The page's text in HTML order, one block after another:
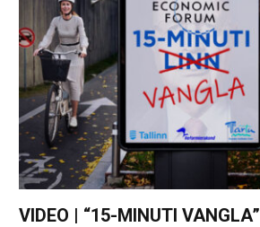
VIDEO | “15-MINUTI VANGLA”